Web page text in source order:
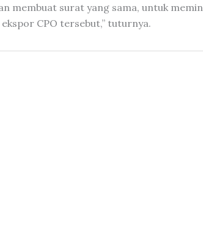
membuat surat yang sama, untuk
CPO tersebut,” tuturnya.